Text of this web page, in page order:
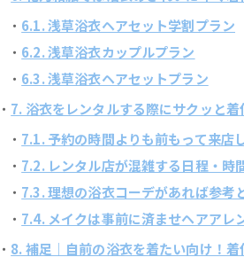
6.1. 浅草浴衣ヘアセット学割プラン
6.2. 浅草浴衣カップルプラン
6.3. 浅草浴衣ヘアセットプラン
7. 浴衣をレンタルする際にサクッと
7.1. 予約の時間よりも前もって来店
7.2. レンタル店が混雑する日程・時
7.3. 理想の浴衣コーデがあれば参考
7.4. メイクは事前に済ませヘアアレ
8. 補足｜自前の浴衣を着たい向け！